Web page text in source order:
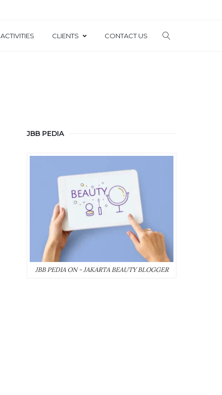
ACTIVITIES CLIENTS CONTACT US
JBB PEDIA
JBB PEDIA ON - JAKARTA BEAUTY BLOGGER